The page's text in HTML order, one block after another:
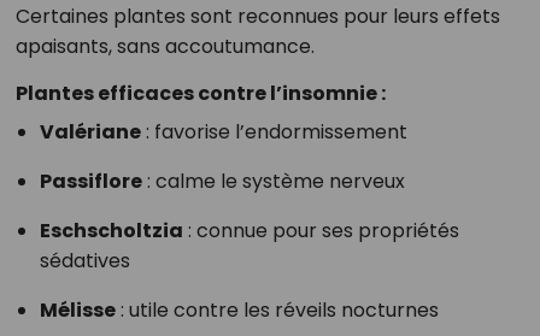
Certaines plantes sont reconnues pour leurs effets
apaisants, sans accoutumance.
Plantes efficaces contre l’insomnie :
Valériane: favorise l’endormissement
Passiflore: calme le système nerveux
Eschscholtzia : connue pour ses propriétés
sédatives
Mélisse: utile contre les réveils nocturnes